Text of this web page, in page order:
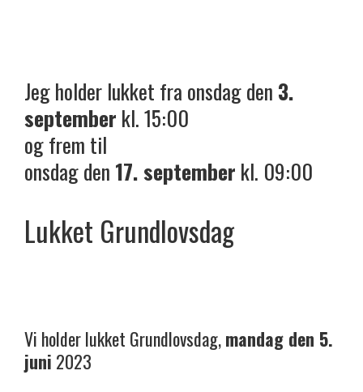
Jeg holder lukket fra onsdag den 3.
september kl. 15:00
og frem til
onsdag den 17. september kl. 09:00
Lukket Grundlovsdag
Vi holder lukket Grundlovsdag,mandag den 5.
juni 2023